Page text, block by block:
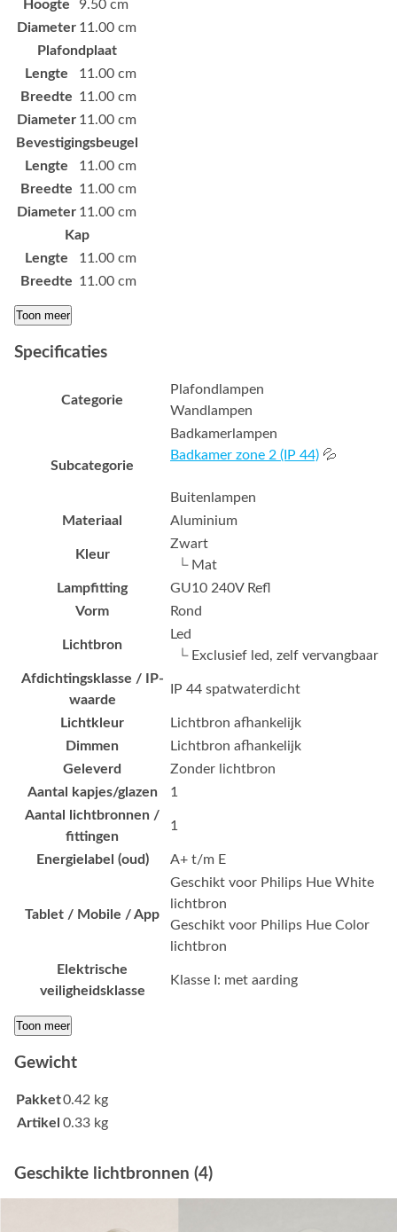
Hoogte
9.50 cm
Diameter 11.00 cm
Plafondplaat
Lengte
11.00 cm
Breedte 11.00 cm
Diameter 11.00 cm
Bevestigingsbeugel
Lengte
11.00 cm
Breedte 11.00 cm
Diameter 11.00 cm
Kap
Lengte
11.00 cm
Breedte 11.00 cm
Toon meer
Specificaties
Categorie
Plafondlampen
Wandlampen
Subcategorie
Badkamerlampen
Badkamer zone 2 (IP 44) 💦
Buitenlampen
Materiaal
Aluminium
Kleur
Zwart
└ Mat
Lampfitting
GU10 240V Refl
Vorm
Rond
Lichtbron
Led
└ Exclusief led, zelf vervangbaar
Afdichtingsklasse / IP-
waarde
IP 44 spatwaterdicht
Lichtkleur
Lichtbron afhankelijk
Dimmen
Lichtbron afhankelijk
Geleverd
Zonder lichtbron
Aantal kapjes/glazen
1
Aantal lichtbronnen /
fittingen
1
Energielabel (oud) A+ t/m E
Tablet / Mobile / App
Geschikt voor Philips Hue White
lichtbron
Geschikt voor Philips Hue Color
lichtbron
Elektrische
veiligheidsklasse
Klasse I: met aarding
Toon meer
Gewicht
Pakket0.42 kg
Artikel 0.33 kg
Geschikte lichtbronnen (4)